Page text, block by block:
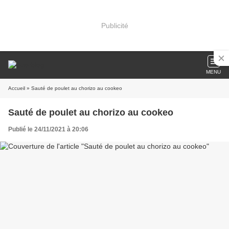
Publicité
MENU
Accueil » Sauté de poulet au chorizo au cookeo
Sauté de poulet au chorizo au cookeo
Publié le 24/11/2021 à 20:06